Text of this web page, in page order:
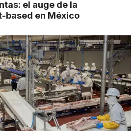
el auge de la
based en México